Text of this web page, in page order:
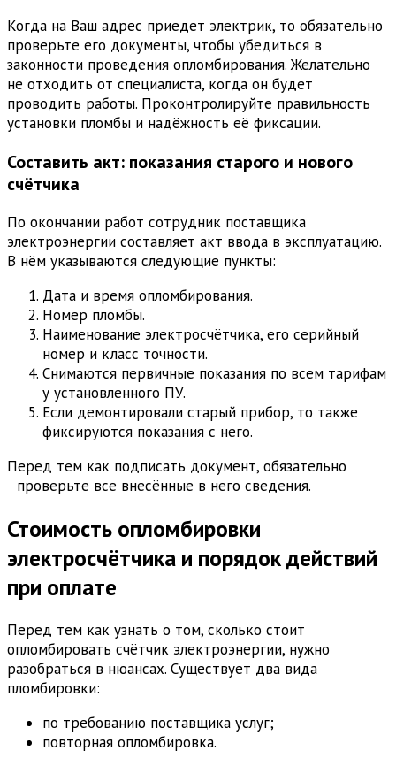
Когда на Ваш адрес приедет электрик, то обязательно
проверьте его документы, чтобы убедиться в
законности проведения опломбирования. Желательно
не отходить от специалиста, когда он будет
проводить работы. Проконтролируйте правильность
установки пломбы и надёжность её фиксации.
Составить акт: показания старого и нового
счётчика
По окончании работ сотрудник поставщика
электроэнергии составляет акт ввода в эксплуатацию.
В нём указываются следующие пункты:
Дата и время опломбирования.
Номер пломбы.
Наименование электросчётчика, его серийный
номер и класс точности.
Снимаются первичные показания по всем тарифам
у установленного ПУ.
Если демонтировали старый прибор, то также
фиксируются показания с него.
Перед тем как подписать документ, обязательно
проверьте все внесённые в него сведения.
Стоимость опломбировки
электросчётчика и порядок действий
при оплате
Перед тем как узнать о том, сколько стоит
опломбировать счётчик электроэнергии, нужно
разобраться в нюансах. Существует два вида
пломбировки:
по требованию поставщика услуг;
повторная опломбировка.